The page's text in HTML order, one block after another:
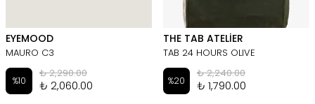
EYEMOOD
MAURO C3
%10
₺ 2,290.00
₺ 2,060.00
THE TAB ATELİER
TAB 24 HOURS OLIVE
%20
₺ 2,240.00
₺ 1,790.00